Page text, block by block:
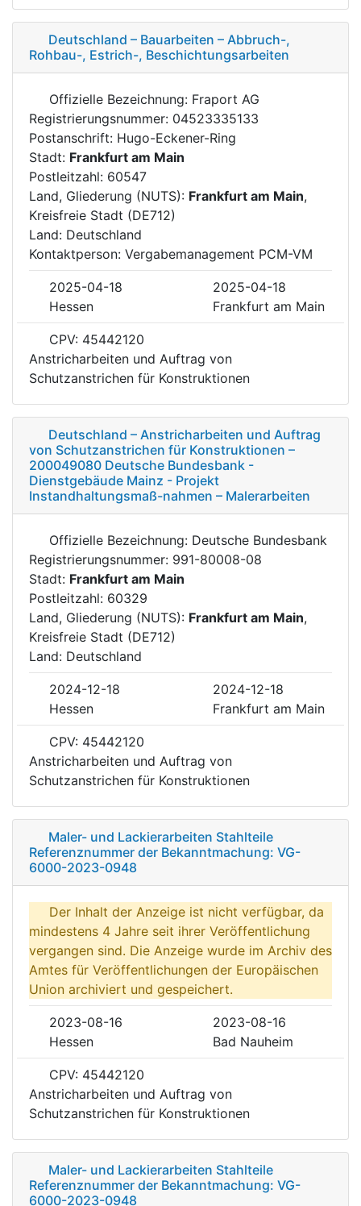
Deutschland – Bauarbeiten – Abbruch-,
Rohbau-, Estrich-, Beschichtungsarbeiten
Offizielle Bezeichnung: Fraport AG
Registrierungsnummer: 04523335133
Postanschrift: Hugo-Eckener-Ring
Stadt: Frankfurt am Main
Postleitzahl: 60547
Land, Gliederung (NUTS): Frankfurt am Main,
Kreisfreie Stadt (DE712)
Land: Deutschland
Kontaktperson: Vergabemanagement PCM-VM
2025-04-18
2025-04-18
Hessen
Frankfurt am Main
CPV: 45442120
Anstricharbeiten und Auftrag von
Schutzanstrichen für Konstruktionen
Deutschland – Anstricharbeiten und Auftrag
von Schutzanstrichen für Konstruktionen –
200049080 Deutsche Bundesbank -
Dienstgebäude Mainz - Projekt
Instandhaltungsmaß-nahmen – Malerarbeiten
Offizielle Bezeichnung: Deutsche Bundesbank
Registrierungsnummer: 991-80008-08
Stadt: Frankfurt am Main
Postleitzahl: 60329
Land, Gliederung (NUTS): Frankfurt am Main,
Kreisfreie Stadt (DE712)
Land: Deutschland
2024-12-18
2024-12-18
Hessen
Frankfurt am Main
CPV: 45442120
Anstricharbeiten und Auftrag von
Schutzanstrichen für Konstruktionen
Maler- und Lackierarbeiten Stahlteile
Referenznummer der Bekanntmachung: VG-
6000-2023-0948
Der Inhalt der Anzeige ist nicht verfügbar, da
mindestens 4 Jahre seit ihrer Veröffentlichung
vergangen sind. Die Anzeige wurde im Archiv des
Amtes für Veröffentlichungen der Europäischen
Union archiviert und gespeichert.
2023-08-16
2023-08-16
Hessen
Bad Nauheim
CPV: 45442120
Anstricharbeiten und Auftrag von
Schutzanstrichen für Konstruktionen
Maler- und Lackierarbeiten Stahlteile
Referenznummer der Bekanntmachung: VG-
6000-2023-0948